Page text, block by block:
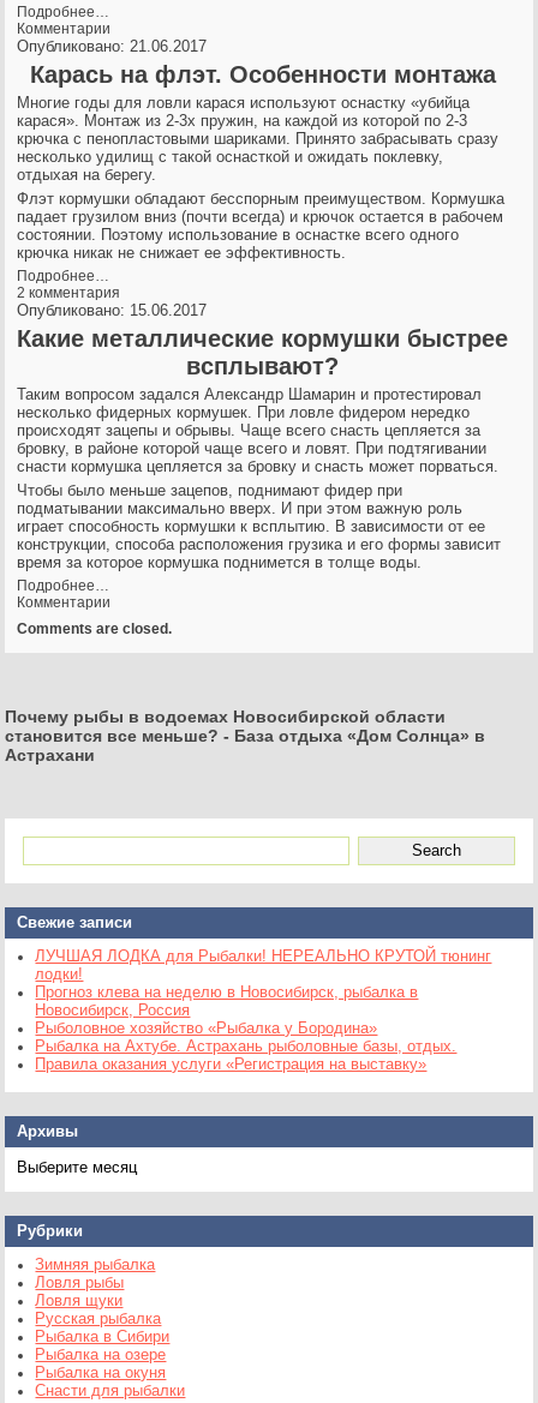
Подробнее…
Комментарии
Опубликовано: 21.06.2017
Карась на флэт. Особенности монтажа
Многие годы для ловли карася используют оснастку «убийца
карася». Монтаж из 2-3х пружин, на каждой из которой по 2-3
крючка с пенопластовыми шариками. Принято забрасывать сразу
несколько удилищ с такой оснасткой и ожидать поклевку,
отдыхая на берегу.
Флэт кормушки обладают бесспорным преимуществом. Кормушка
падает грузилом вниз (почти всегда) и крючок остается в рабочем
состоянии. Поэтому использование в оснастке всего одного
крючка никак не снижает ее эффективность.
Подробнее…
2 комментария
Опубликовано: 15.06.2017
Какие металлические кормушки быстрее
всплывают?
Таким вопросом задался Александр Шамарин и протестировал
несколько фидерных кормушек. При ловле фидером нередко
происходят зацепы и обрывы. Чаще всего снасть цепляется за
бровку, в районе которой чаще всего и ловят. При подтягивании
снасти кормушка цепляется за бровку и снасть может порваться.
Чтобы было меньше зацепов, поднимают фидер при
подматывании максимально вверх. И при этом важную роль
играет способность кормушки к всплытию. В зависимости от ее
конструкции, способа расположения грузика и его формы зависит
время за которое кормушка поднимется в толще воды.
Подробнее…
Комментарии
Comments are closed.
Почему рыбы в водоемах Новосибирской области
становится все меньше? - База отдыха «Дом Солнца» в
Астрахани
Свежие записи
ЛУЧШАЯ ЛОДКА для Рыбалки! НЕРЕАЛЬНО КРУТОЙ тюнинг
лодки!
Прогноз клева на неделю в Новосибирск, рыбалка в
Новосибирск, Россия
Рыболовное хозяйство «Рыбалка у Бородина»
Рыбалка на Ахтубе. Астрахань рыболовные базы, отдых.
Правила оказания услуги «Регистрация на выставку»
Архивы
Архивы
Рубрики
Зимняя рыбалка
Ловля рыбы
Ловля щуки
Русская рыбалка
Рыбалка в Сибири
Рыбалка на озере
Рыбалка на окуня
Снасти для рыбалки